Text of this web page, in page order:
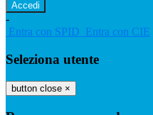
-
Entra con SPID Entra con CIE
Seleziona utente
button close ×